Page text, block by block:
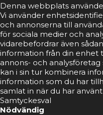
Denna webbplats
Vi använder
och annonserna till
för sociala medier och
vidarebefordrar även
information från din enhet
annons- och
kan i sin tur kombinera
information som du har
samlat in när du har
Samtyckesval
Nödvändig